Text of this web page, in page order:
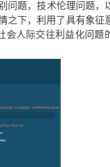
问题，技术伦理问题，
之下，利用了具有象征
会人际交往利益化问题